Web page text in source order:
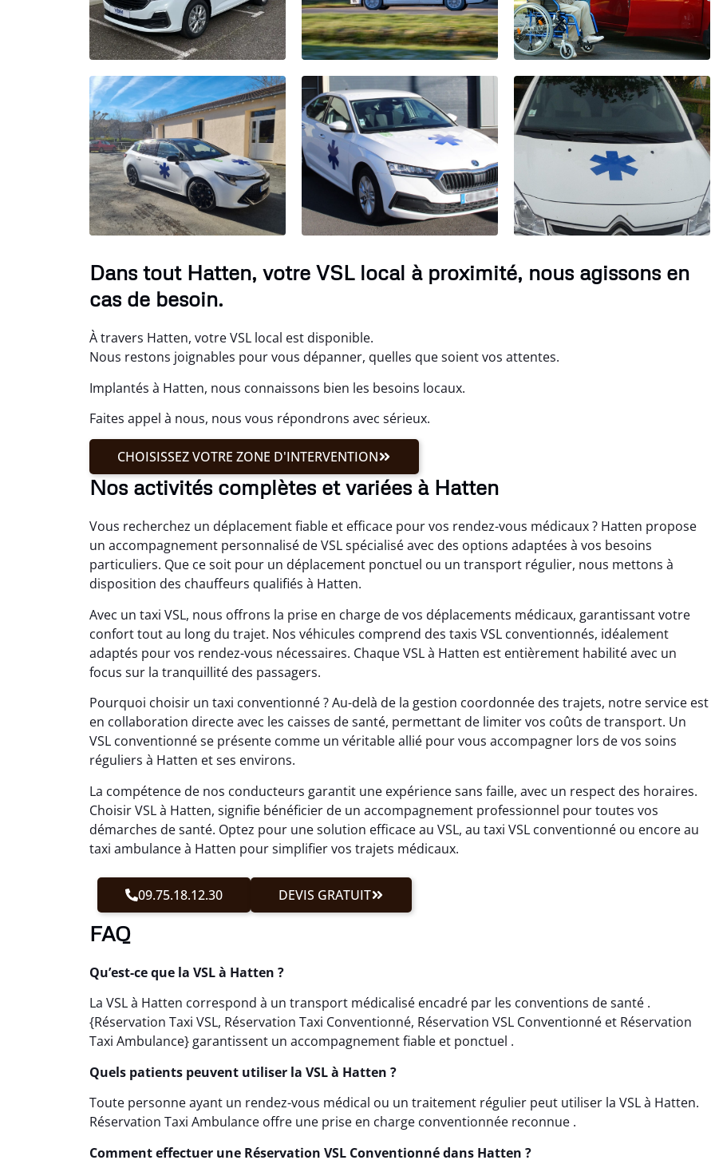
Dans tout Hatten, votre VSL local à proximité, nous agissons en
cas de besoin.
À travers Hatten, votre VSL local est disponible.
Nous restons joignables pour vous dépanner, quelles que soient vos attentes.
Implantés à Hatten, nous connaissons bien les besoins locaux.
Faites appel à nous, nous vous répondrons avec sérieux.
CHOISISSEZ VOTRE ZONE D'INTERVENTION
Nos activités complètes et variées à Hatten
Vous recherchez un déplacement fiable et efficace pour vos rendez-vous médicaux ? Hatten propose
un accompagnement personnalisé de VSL spécialisé avec des options adaptées à vos besoins
particuliers. Que ce soit pour un déplacement ponctuel ou un transport régulier, nous mettons à
disposition des chauffeurs qualifiés à Hatten.
Avec un taxi VSL, nous offrons la prise en charge de vos déplacements médicaux, garantissant votre
confort tout au long du trajet. Nos véhicules comprend des taxis VSL conventionnés, idéalement
adaptés pour vos rendez-vous nécessaires. Chaque VSL à Hatten est entièrement habilité avec un
focus sur la tranquillité des passagers.
Pourquoi choisir un taxi conventionné ? Au-delà de la gestion coordonnée des trajets, notre service est
en collaboration directe avec les caisses de santé, permettant de limiter vos coûts de transport. Un
VSL conventionné se présente comme un véritable allié pour vous accompagner lors de vos soins
réguliers à Hatten et ses environs.
La compétence de nos conducteurs garantit une expérience sans faille, avec un respect des horaires.
Choisir VSL à Hatten, signifie bénéficier de un accompagnement professionnel pour toutes vos
démarches de santé. Optez pour une solution efficace au VSL, au taxi VSL conventionné ou encore au
taxi ambulance à Hatten pour simplifier vos trajets médicaux.
09.75.18.12.30 DEVIS GRATUIT
FAQ
Qu’est-ce que la VSL à Hatten ?
La VSL à Hatten correspond à un transport médicalisé encadré par les conventions de santé .
{Réservation Taxi VSL, Réservation Taxi Conventionné, Réservation VSL Conventionné et Réservation
Taxi Ambulance} garantissent un accompagnement fiable et ponctuel .
Quels patients peuvent utiliser la VSL à Hatten ?
Toute personne ayant un rendez-vous médical ou un traitement régulier peut utiliser la VSL à Hatten.
Réservation Taxi Ambulance offre une prise en charge conventionnée reconnue .
Comment effectuer une Réservation VSL Conventionné dans Hatten ?